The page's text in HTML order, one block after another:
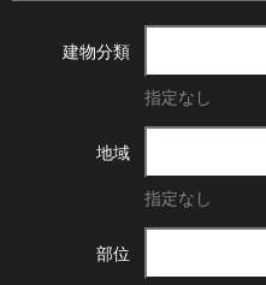
建物分類
指定なし
地域
指定なし
部位